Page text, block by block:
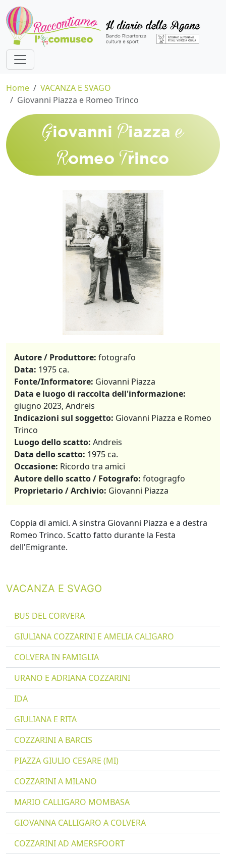
Home
VACANZA E SVAGO
Giovanni Piazza e Romeo Trinco
Giovanni Piazzae
Romeo Trinco
Autore / Produttore: fotografo
Data: 1975 ca.
Fonte/Informatore: Giovanni Piazza
Data e luogo di raccolta dell'informazione:
giugno 2023, Andreis
Indicazioni sul soggetto: Giovanni Piazza e Romeo
Trinco
Luogo dello scatto: Andreis
Data dello scatto: 1975 ca.
Occasione: Ricordo tra amici
Autore dello scatto / Fotografo: fotogragfo
Proprietario / Archivio: Giovanni Piazza
Coppia di amici. A sinstra Giovanni Piazza e a destra
Romeo Trinco. Scatto fatto durante la Festa
dell'Emigrante.
VACANZA E SVAGO
BUS DEL CORVERA
GIULIANA COZZARINI E AMELIA CALIGARO
COLVERA IN FAMIGLIA
URANO E ADRIANA COZZARINI
IDA
GIULIANA E RITA
COZZARINI A BARCIS
PIAZZA GIULIO CESARE (MI)
COZZARINI A MILANO
MARIO CALLIGARO MOMBASA
GIOVANNA CALLIGARO A COLVERA
COZZARINI AD AMERSFOORT